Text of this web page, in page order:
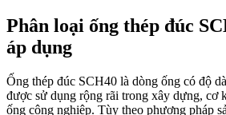
Phân loại ống thép đúc
áp dụng
Ống thép đúc SCH40 là dòng ống có độ
được sử dụng rộng rãi trong xây dựng, cơ
ống công nghiệp. Tùy theo phương pháp